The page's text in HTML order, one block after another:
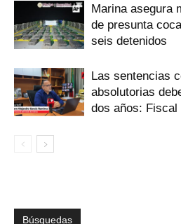
Marina asegura
de presunta
seis detenidos
Las sentencias
absolutorias
dos años: Fiscal
Búsquedas